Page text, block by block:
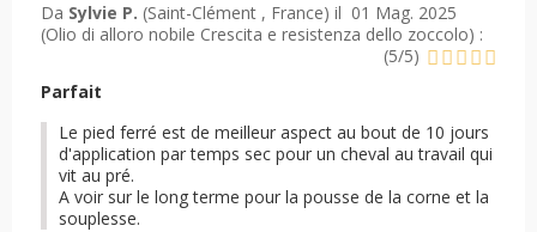
Da Sylvie P. (Saint-Clément , France) il 01 Mag. 2025
(Olio di alloro nobile Crescita e resistenza dello zoccolo) :
(5/5)
Parfait
Le pied ferré est de meilleur aspect au bout de 10 jours
d'application par temps sec pour un cheval au travail qui
vit au pré.
A voir sur le long terme pour la pousse de la corne et la
souplesse.